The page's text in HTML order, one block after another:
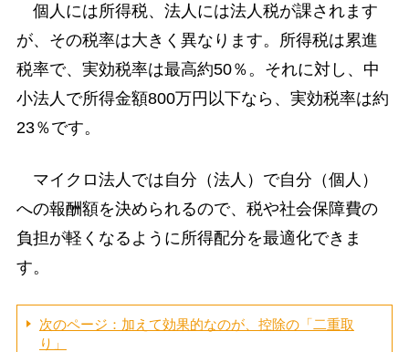
個人には所得税、法人には法人税が課されます
が、その税率は大きく異なります。所得税は累進
税率で、実効税率は最高約50％。それに対し、中
小法人で所得金額800万円以下なら、実効税率は約
23％です。
マイクロ法人では自分（法人）で自分（個人）
への報酬額を決められるので、税や社会保障費の
負担が軽くなるように所得配分を最適化できま
す。
次のページ：加えて効果的なのが、控除の「二重取
り」